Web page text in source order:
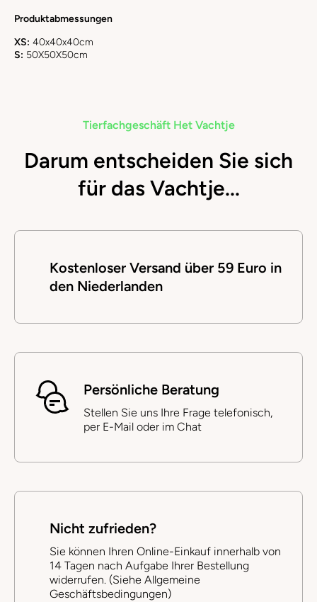
Produktabmessungen
XS: 40x40x40cm
S: 50X50X50cm
Tierfachgeschäft Het Vachtje
Darum entscheiden Sie sich
für das Vachtje...
Kostenloser Versand über 59 Euro in
den Niederlanden
Persönliche Beratung
Stellen Sie uns Ihre Frage telefonisch,
per E-Mail oder im Chat
Nicht zufrieden?
Sie können Ihren Online-Einkauf innerhalb von
14 Tagen nach Aufgabe Ihrer Bestellung
widerrufen. (Siehe Allgemeine
Geschäftsbedingungen)